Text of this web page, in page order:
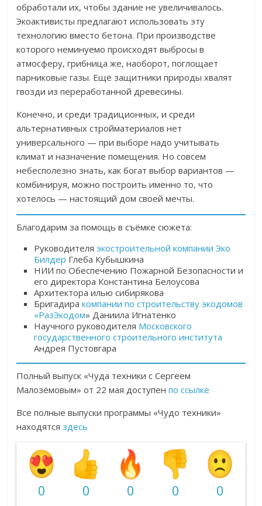
обработали их, чтобы здание не увеличивалось.
Экоактивисты предлагают использовать эту
технологию вместо бетона. При производстве
которого неминуемо происходят выбросы в
атмосферу, грибница же, наоборот, поглощает
парниковые газы. Ещё защитники природы хвалят
гвозди из переработанной древесины.
Конечно, и среди традиционных, и среди
альтернативных стройматериалов нет
универсального — при выборе надо учитывать
климат и назначение помещения. Но совсем
небесполезно знать, как богат выбор вариантов —
комбинируя, можно построить именно то, что
хотелось — настоящий дом своей мечты.
Благодарим за помощь в съёмке сюжета:
Руководителяэкостроительной компании Эко
Билдер Глеба Кубышкина
НИИ по Обеспечению Пожарной Безопасности и
его директора Константина Белоусова
Архитектора илью сибирякова
Бригадиракомпании по строительству экодомов
«РазЭкодом» Даниила Игнатенко
Научного руководителя Московского
государственного строительного института
Андрея Пустовгара
Полный выпуск «Чуда техники с Сергеем
Малозёмовым» от 22 мая доступенпо ссылке
Все полные выпуски программы «Чудо техники»
находятсяздесь
0 0 0 0 0